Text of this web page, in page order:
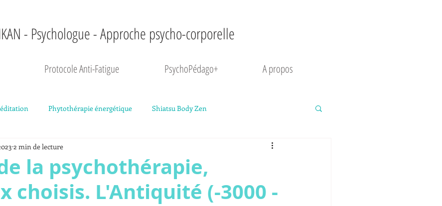
- Psychologue - Approche psycho-corporelle
Protocole Anti-Fatigue PsychoPédago+ A propos
Phytothérapie énergétique Shiatsu Body Zen
corporel Dossier "Comprendre sa fatigue"
la psychothérapie,
choisis. L'Antiquité (-3000 -
2 min de lecture